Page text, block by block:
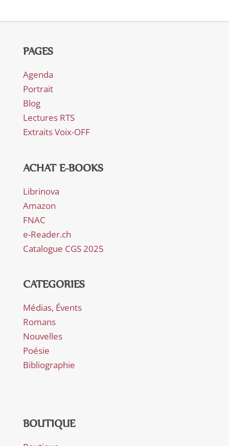
PAGES
Agenda
Portrait
Blog
Lectures RTS
Extraits Voix-OFF
ACHAT E-BOOKS
Librinova
Amazon
FNAC
e-Reader.ch
Catalogue CGS 2025
CATEGORIES
Médias, Évents
Romans
Nouvelles
Poésie
Bibliographie
BOUTIQUE